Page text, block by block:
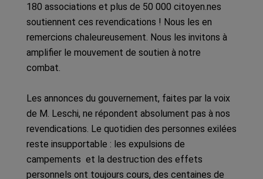
180 associations et plus de 50 000 citoyen.nes
soutiennent ces revendications ! Nous les en
remercions chaleureusement. Nous les invitons à
amplifier le mouvement de soutien à notre
combat.
Les annonces du gouvernement, faites par la voix
de M. Leschi, ne répondent absolument pas à nos
revendications. Le quotidien des personnes exilées
reste insupportable : les expulsions de
campements et la destruction des effets
personnels ont toujours cours, des centaines de